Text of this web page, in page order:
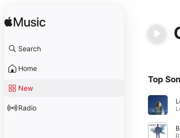
Search
Home
New
Radio
Top